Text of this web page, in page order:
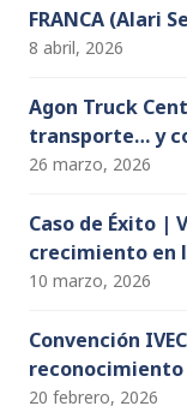
FRANCA (Alari
8 abril, 2026
Agon Truck
transporte… y
26 marzo, 2026
Caso de Éxito |
crecimiento en
10 marzo, 2026
Convención
reconocimiento
20 febrero, 2026